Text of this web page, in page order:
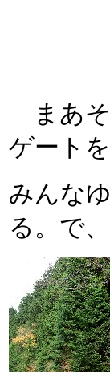
まあそ
ゲート
みんな
る。で